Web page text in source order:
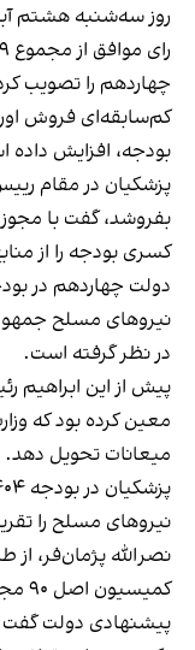
چهاردهم را تصویب
کم‌سابقه‌ای فروش
بودجه، افزایش
پزشکیان در مقام
بفروشد، گفت با
کسری بودجه را از
نیروهای مسلح
در نظر گرفته است.
معین کرده بود که
میعانات تحویل دهد.
نیروهای مسلح را
نصرالله پژمان‌فر،
پیشنهادی دولت